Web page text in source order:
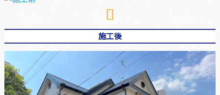
施工後